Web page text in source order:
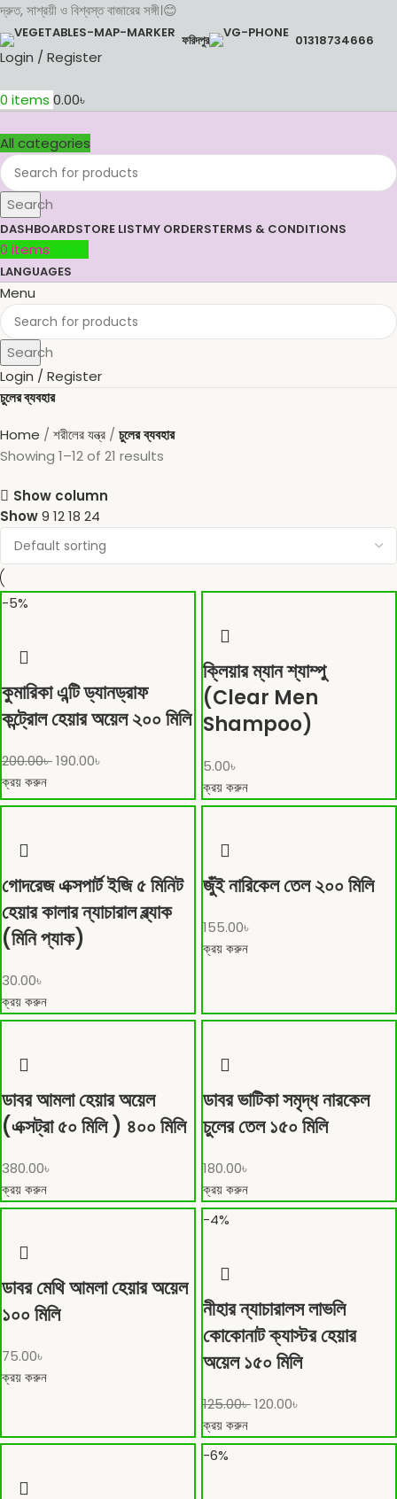
দ্রুত, সাশ্রয়ী ও বিশ্বস্ত বাজারের সঙ্গী।😊
ফরিদপুর 01318734666
Login / Register
0 items 0.00৳
All categories
Search
DASHBOARDSTORE LISTMY ORDERSTERMS & CONDITIONS
0 items
LANGUAGES
Menu
Search
Login / Register
চুলের ব্যবহার
Home
শরীলের যন্ত্র
চুলের ব্যবহার
Showing 1–12 of 21 results
Show column
Show9 1218 24
-5%
কুমারিকা এন্টি ড্যানড্রাফ
কন্ট্রোল হেয়ার অয়েল ২০০ মিলি
200.00৳190.00৳
ক্রয় করুন
ক্লিয়ার ম্যান শ্যাম্পু
(Clear Men
Shampoo)
5.00৳
ক্রয় করুন
গোদরেজ এক্সপার্ট ইজি ৫ মিনিট
হেয়ার কালার ন্যাচারাল ব্ল্যাক
(মিনি প্যাক)
30.00৳
ক্রয় করুন
জুঁই নারিকেল তেল ২০০ মিলি
155.00৳
ক্রয় করুন
ডাবর আমলা হেয়ার অয়েল
(এক্সট্রা ৫০ মিলি ) ৪০০ মিলি
380.00৳
ক্রয় করুন
ডাবর ভাটিকা সমৃদ্ধ নারকেল
চুলের তেল ১৫০ মিলি
180.00৳
ক্রয় করুন
ডাবর মেথি আমলা হেয়ার অয়েল
১০০ মিলি
75.00৳
ক্রয় করুন
-4%
নীহার ন্যাচারালস লাভলি
কোকোনাট ক্যাস্টর হেয়ার
অয়েল ১৫০ মিলি
125.00৳120.00৳
ক্রয় করুন
-6%